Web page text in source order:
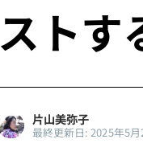
ストす
片山美弥子
最終更新日: 2025年5月